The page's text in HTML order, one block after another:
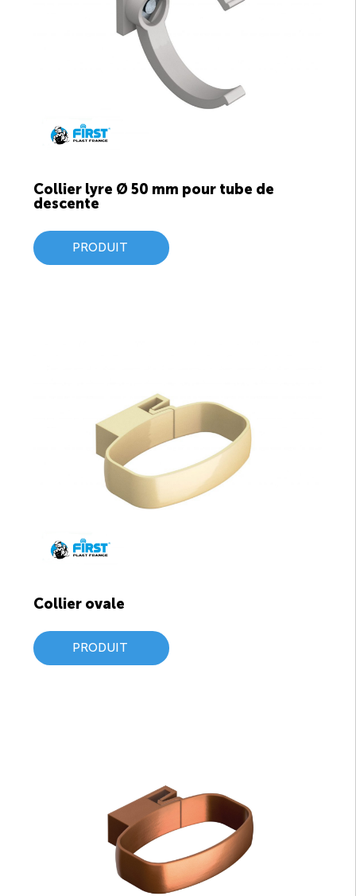
Collier lyre Ø 50 mm pour tube de
descente
PRODUIT
Collier ovale
PRODUIT